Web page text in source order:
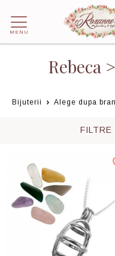
MENU
Rebeca
Bijuterii Alege dupa
FILTRE